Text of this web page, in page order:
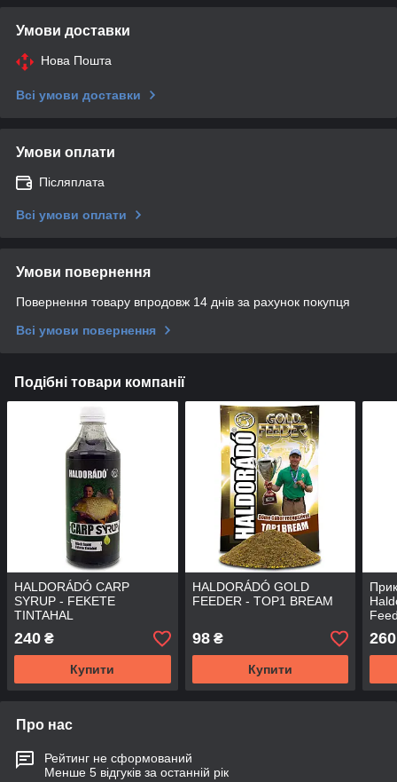
Умови доставки
Нова Пошта
Всі умови доставки
Умови оплати
Післяплата
Всі умови оплати
Умови повернення
Повернення товару впродовж 14 днів за рахунок покупця
Всі умови повернення
Подібні товари компанії
HALDORÁDÓ CARP
SYRUP - FEKETE
TINTAHAL
240 ₴
Купити
HALDORÁDÓ GOLD
FEEDER - TOP1 BREAM
98₴
Купити
260
Про нас
Рейтинг не сформований
Менше 5 відгуків за останній рік